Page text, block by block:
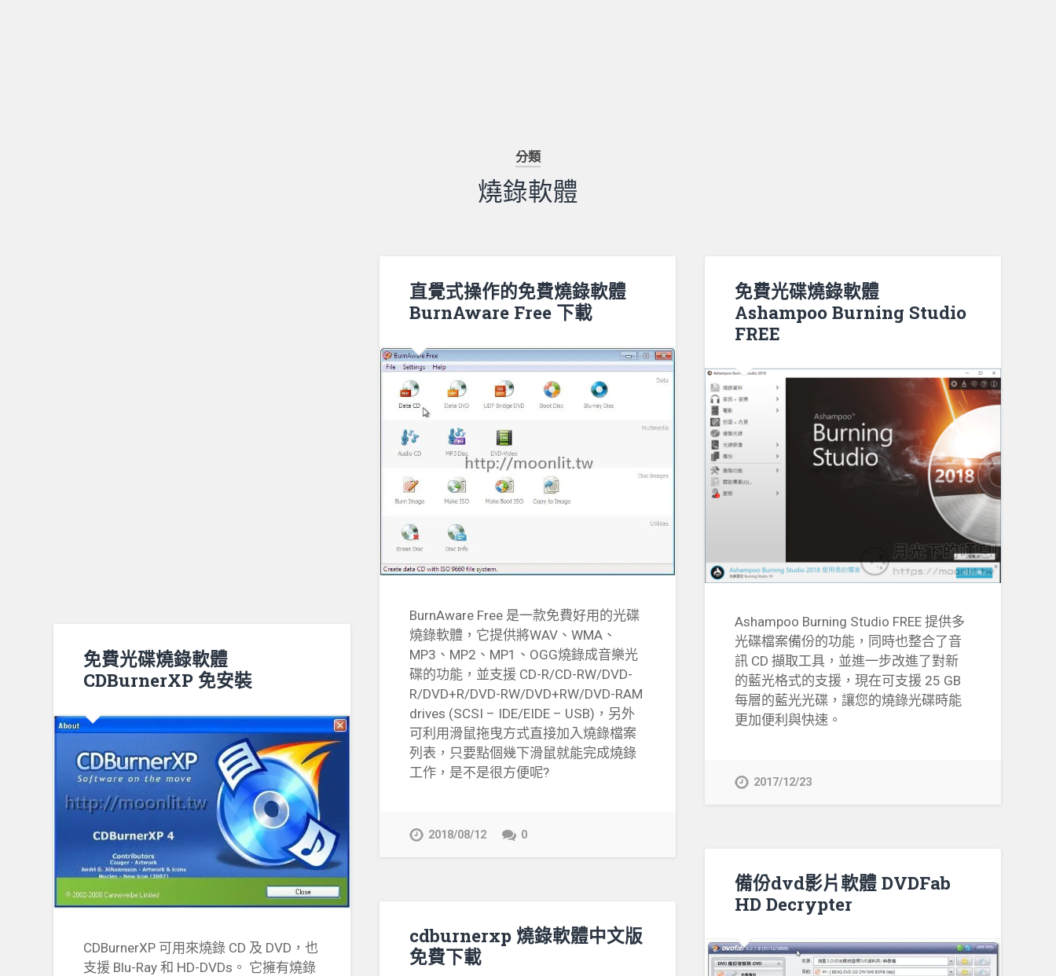
分類
燒錄軟體
直覺式操作的免費燒錄軟體
BurnAware Free 下載
BurnAware Free 是一款免費好用的光碟
燒錄軟體，它提供將WAV、WMA、
MP3、MP2、MP1、OGG燒錄成音樂光
碟的功能，並支援 CD-R/CD-RW/DVD-
R/DVD+R/DVD-RW/DVD+RW/DVD-RAM
drives (SCSI – IDE/EIDE – USB)，另外
可利用滑鼠拖曳方式直接加入燒錄檔案
列表，只要點個幾下滑鼠就能完成燒錄
工作，是不是很方便呢?
2018/08/12 0
免費光碟燒錄軟體
Ashampoo Burning Studio
FREE
Ashampoo Burning Studio FREE 提供多
光碟檔案備份的功能，同時也整合了音
訊 CD 擷取工具，並進一步改進了對新
的藍光格式的支援，現在可支援 25 GB
每層的藍光光碟，讓您的燒錄光碟時能
更加便利與快速。
2017/12/23
免費光碟燒錄軟體
CDBurnerXP 免安裝
CDBurnerXP 可用來燒錄 CD 及 DVD，也
支援 Blu-Ray 和 HD-DVDs。 它擁有燒錄
備份dvd影片軟體 DVDFab
HD Decrypter
cdburnerxp 燒錄軟體中文版
免費下載